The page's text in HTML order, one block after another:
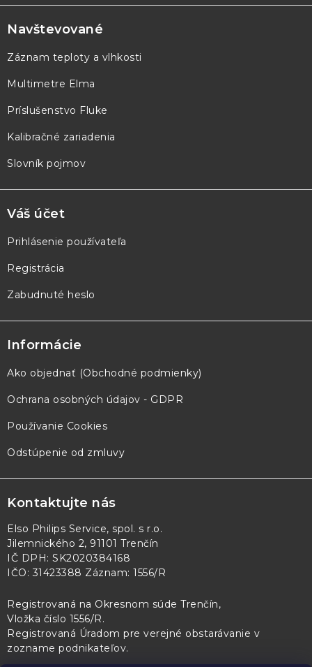
á
p
ä
e
Navštevované
Záznam teploty a vlhkosti
Multimetre Elma
Príslušenstvo Fluke
Kalibračné zariadenia
Slovník pojmov
Váš účet
Prihlásenie používateľa
Registrácia
Zabudnuté heslo
Informácie
Ako objednať (Obchodné podmienky)
Ochrana osobných údajov - GDPR
Používanie Cookies
Odstúpenie od zmluvy
Kontaktujte nás
Elso Philips Service, spol. s r.o.
Jilemnického 2, 91101 Trenčín
IČ DPH: SK2020384168
IČO: 31423388 Záznam: 1556/R
Registrovaná na Okresnom súde Trenčín,
Vložka číslo 1556/R.
Registrovaná Úradom pre verejné obstarávanie v
zozname podnikateľov.